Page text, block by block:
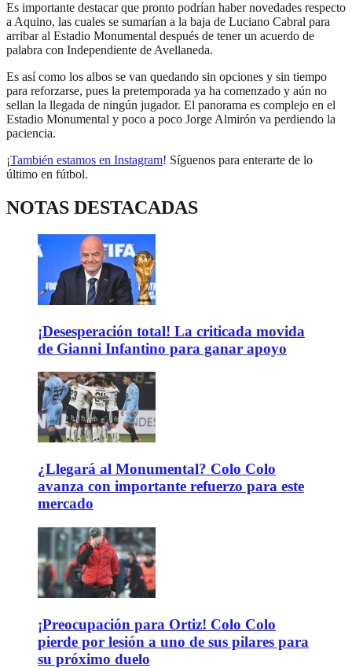
Es importante destacar que pronto podrían haber novedades respecto
a Aquino, las cuales se sumarían a la baja de Luciano Cabral para
arribar al Estadio Monumental después de tener un acuerdo de
palabra con Independiente de Avellaneda.
Es así como los albos se van quedando sin opciones y sin tiempo
para reforzarse, pues la pretemporada ya ha comenzado y aún no
sellan la llegada de ningún jugador. El panorama es complejo en el
Estadio Monumental y poco a poco Jorge Almirón va perdiendo la
paciencia.
¡También estamos en Instagram! Síguenos para enterarte de lo
último en fútbol.
NOTAS DESTACADAS
¡Desesperación total! La criticada movida
de Gianni Infantino para ganar apoyo
¿Llegará al Monumental? Colo Colo
avanza con importante refuerzo para este
mercado
¡Preocupación para Ortiz! Colo Colo
pierde por lesión a uno de sus pilares para
su próximo duelo